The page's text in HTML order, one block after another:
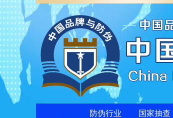
防伪行业 国家抽查